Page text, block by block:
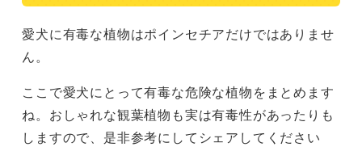
愛犬に有毒な植物はポインセチアだけではありませ
ん。
ここで愛犬にとって有毒な危険な植物をまとめます
ね。おしゃれな観葉植物も実は有毒性があったりも
しますので、是非参考にしてシェアしてください